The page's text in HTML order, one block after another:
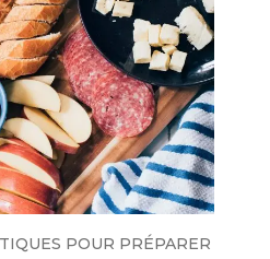
POUR PRÉPARER